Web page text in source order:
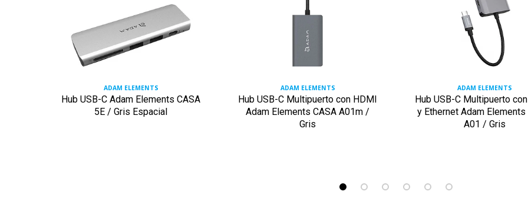
ADAM ELEMENTS
Hub USB-C Adam Elements CASA
5E / Gris Espacial
ADAM ELEMENTS
Hub USB-C Multipuerto con HDMI
Adam Elements CASA A01m /
Gris
ADAM ELEMENTS
Hub USB-C Multipuerto
y Ethernet Adam Elements
A01 / Gris